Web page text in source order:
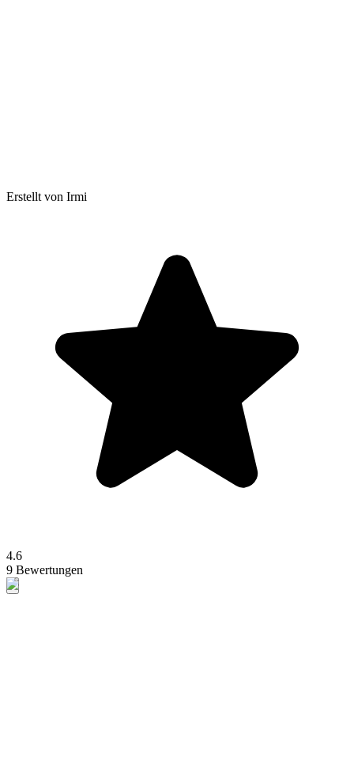
Erstellt von Irmi
4.6
9 Bewertungen